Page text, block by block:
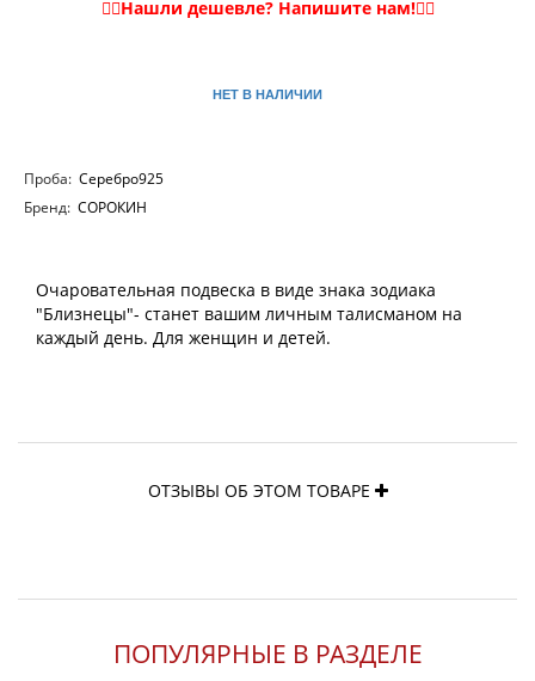
НЕТ В НАЛИЧИИ
Проба: Серебро925
Бренд: СОРОКИН
Очаровательная подвеска в виде знака зодиака
"Близнецы"- станет вашим личным талисманом на
каждый день. Для женщин и детей.
ОТЗЫВЫ ОБ ЭТОМ ТОВАРЕ
ПОПУЛЯРНЫЕ В РАЗДЕЛЕ